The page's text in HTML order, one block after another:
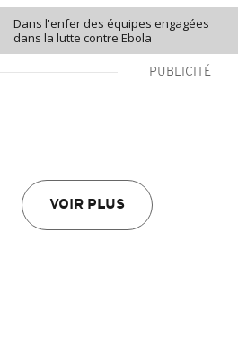
Dans l'enfer des équipes engagées
dans la lutte contre Ebola
PUBLICITÉ
VOIR PLUS